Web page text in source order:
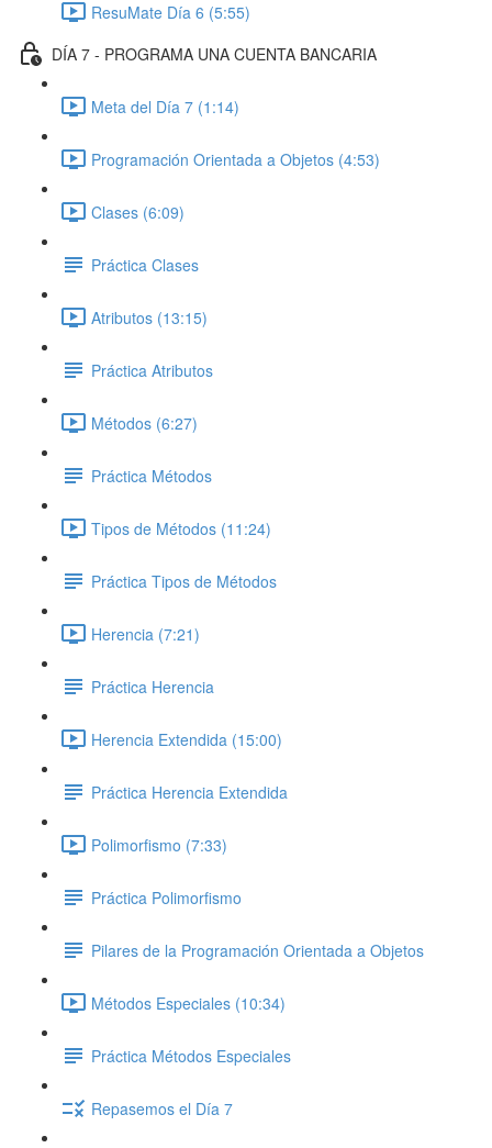
ResuMate Día 6 (5:55)
DÍA 7 - PROGRAMA UNA CUENTA BANCARIA
Meta del Día 7 (1:14)
Programación Orientada a Objetos (4:53)
Clases (6:09)
Práctica Clases
Atributos (13:15)
Práctica Atributos
Métodos (6:27)
Práctica Métodos
Tipos de Métodos (11:24)
Práctica Tipos de Métodos
Herencia (7:21)
Práctica Herencia
Herencia Extendida (15:00)
Práctica Herencia Extendida
Polimorfismo (7:33)
Práctica Polimorfismo
Pilares de la Programación Orientada a Objetos
Métodos Especiales (10:34)
Práctica Métodos Especiales
Repasemos el Día 7